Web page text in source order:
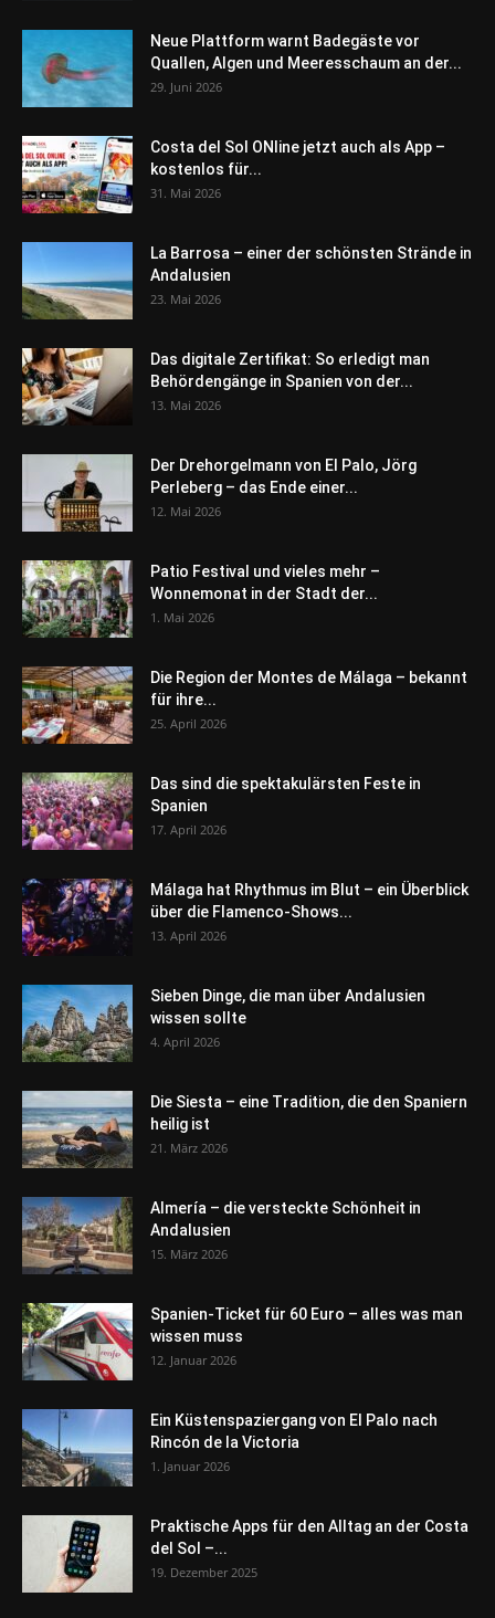
Neue Plattform warnt Badegäste vor
Quallen, Algen und Meeresschaum an der...
29. Juni 2026
Costa del Sol ONline jetzt auch als App –
kostenlos für...
31. Mai 2026
La Barrosa – einer der schönsten Strände in
Andalusien
23. Mai 2026
Das digitale Zertifikat: So erledigt man
Behördengänge in Spanien von der...
13. Mai 2026
Der Drehorgelmann von El Palo, Jörg
Perleberg – das Ende einer...
12. Mai 2026
Patio Festival und vieles mehr –
Wonnemonat in der Stadt der...
1. Mai 2026
Die Region der Montes de Málaga – bekannt
für ihre...
25. April 2026
Das sind die spektakulärsten Feste in
Spanien
17. April 2026
Málaga hat Rhythmus im Blut – ein Überblick
über die Flamenco-Shows...
13. April 2026
Sieben Dinge, die man über Andalusien
wissen sollte
4. April 2026
Die Siesta – eine Tradition, die den Spaniern
heilig ist
21. März 2026
Almería – die versteckte Schönheit in
Andalusien
15. März 2026
Spanien-Ticket für 60 Euro – alles was man
wissen muss
12. Januar 2026
Ein Küstenspaziergang von El Palo nach
Rincón de la Victoria
1. Januar 2026
Praktische Apps für den Alltag an der Costa
del Sol –...
19. Dezember 2025